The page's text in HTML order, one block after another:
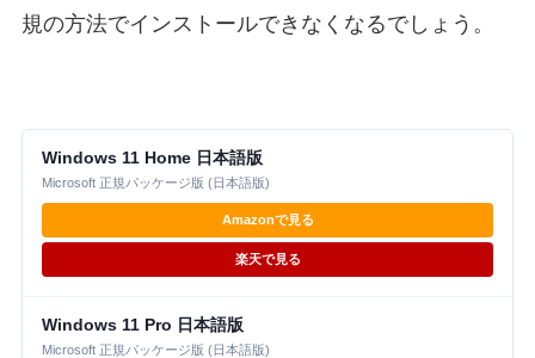
規の方法でインストールできなくなるでしょう。
Windows 11 Home 日本語版
Microsoft 正規パッケージ版 (日本語版)
Amazonで見る
楽天で見る
Windows 11 Pro 日本語版
Microsoft 正規パッケージ版 (日本語版)